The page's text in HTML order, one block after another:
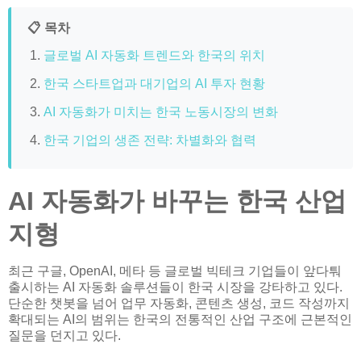
📋 목차
글로벌 AI 자동화 트렌드와 한국의 위치
한국 스타트업과 대기업의 AI 투자 현황
AI 자동화가 미치는 한국 노동시장의 변화
한국 기업의 생존 전략: 차별화와 협력
AI 자동화가 바꾸는 한국 산업
지형
최근 구글, OpenAI, 메타 등 글로벌 빅테크 기업들이 앞다퉈
출시하는 AI 자동화 솔루션들이 한국 시장을 강타하고 있다.
단순한 챗봇을 넘어 업무 자동화, 콘텐츠 생성, 코드 작성까지
확대되는 AI의 범위는 한국의 전통적인 산업 구조에 근본적인
질문을 던지고 있다.